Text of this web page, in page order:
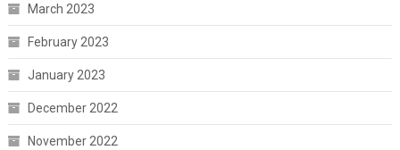
March 2023
February 2023
January 2023
December 2022
November 2022